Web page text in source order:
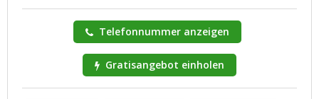
Telefonnummer anzeigen
Gratisangebot einholen